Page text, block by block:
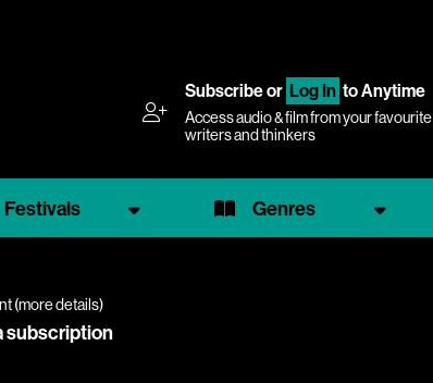
Subscribeor Log In to Anytime
Access audio & film from your favourite
writers and thinkers
Festivals Genres
(more details)
subscription